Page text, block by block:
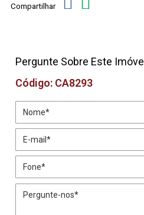
Compartilhar
Pergunte Sobre Este Imóvel
Código: CA8293